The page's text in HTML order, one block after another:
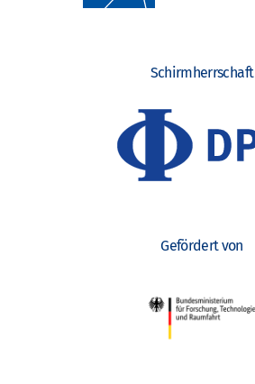
Schirmherrschaft
Gefördert von